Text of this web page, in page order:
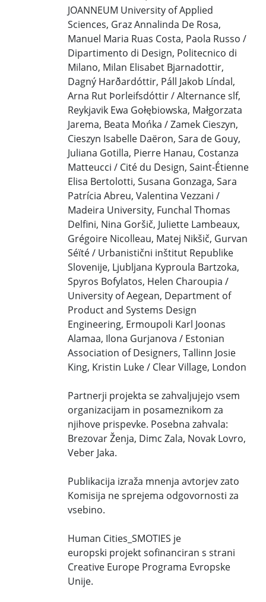
JOANNEUM University of Applied
Sciences, Graz Annalinda De Rosa,
Manuel Maria Ruas Costa, Paola Russo /
Dipartimento di Design, Politecnico di
Milano, Milan Elisabet Bjarnadottir,
Dagný Harðardóttir, Páll Jakob Líndal,
Arna Rut Þorleifsdóttir / Alternance slf,
Reykjavik Ewa Gołębiowska, Małgorzata
Jarema, Beata Mońka / Zamek Cieszyn,
Cieszyn Isabelle Daëron, Sara de Gouy,
Juliana Gotilla, Pierre Hanau, Costanza
Matteucci / Cité du Design, Saint-Étienne
Elisa Bertolotti, Susana Gonzaga, Sara
Patrícia Abreu, Valentina Vezzani /
Madeira University, Funchal Thomas
Delfini, Nina Goršič, Juliette Lambeaux,
Grégoire Nicolleau, Matej Nikšič, Gurvan
Séïté / Urbanistični inštitut Republike
Slovenije, Ljubljana Kyproula Bartzoka,
Spyros Bofylatos, Helen Charoupia /
University of Aegean, Department of
Product and Systems Design
Engineering, Ermoupoli Karl Joonas
Alamaa, Ilona Gurjanova / Estonian
Association of Designers, Tallinn Josie
King, Kristin Luke / Clear Village, London
Partnerji projekta se zahvaljujejo vsem
organizacijam in posameznikom za
njihove prispevke. Posebna zahvala:
Brezovar Ženja, Dimc Zala, Novak Lovro,
Veber Jaka.
Publikacija izraža mnenja avtorjev zato
Komisija ne sprejema odgovornosti za
vsebino.
Human Cities_SMOTIES je
europski projekt sofinanciran s strani
Creative Europe Programa Evropske
Unije.